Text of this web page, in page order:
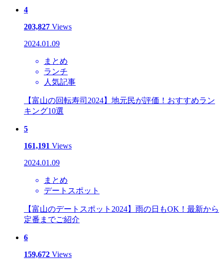
4
203,827 Views
2024.01.09
まとめ
ランチ
人気記事
【富山の回転寿司2024】地元民が評価！おすすめラン
キング10選
5
161,191 Views
2024.01.09
まとめ
デートスポット
【富山のデートスポット2024】雨の日もOK！最新から
定番までご紹介
6
159,672 Views